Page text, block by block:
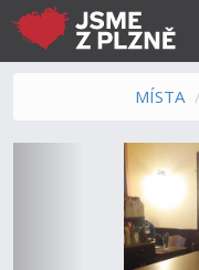
MÍSTA
Předchozí